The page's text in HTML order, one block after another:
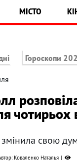
МІСТО
Гороскопи
свою
Коваленко Наталья